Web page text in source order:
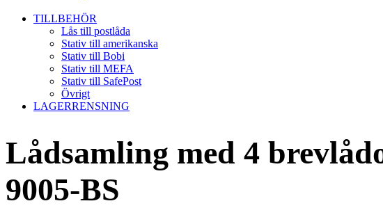
TILLBEHÖR
Lås till postlåda
Stativ till amerikanska
Stativ till Bobi
Stativ till MEFA
Stativ till SafePost
Övrigt
LAGERRENSNING
Lådsamling med 4
9005-BS